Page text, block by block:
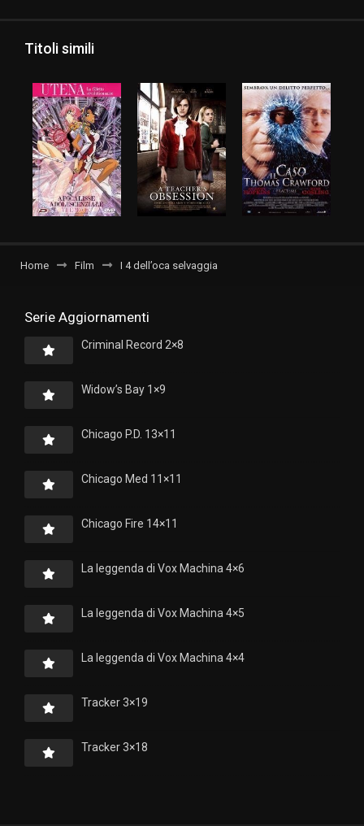
Titoli simili
Home Film I 4 dell’oca selvaggia
Serie Aggiornamenti
Criminal Record 2×8
Widow’s Bay 1×9
Chicago P.D. 13×11
Chicago Med 11×11
Chicago Fire 14×11
La leggenda di Vox Machina 4×6
La leggenda di Vox Machina 4×5
La leggenda di Vox Machina 4×4
Tracker 3×19
Tracker 3×18